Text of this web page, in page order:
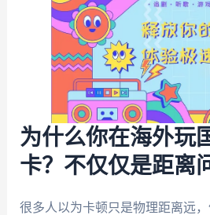
为什么你在海外玩
卡？不仅仅是距离
很多人以为卡顿只是物理距离远